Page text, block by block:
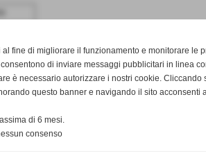
fine di migliorare il funzionamento e monitorare le
di inviare messaggi pubblicitari in linea
è necessario autorizzare i nostri cookie. Cliccando
questo banner e navigando il sito acconsenti
di 6 mesi.
consenso